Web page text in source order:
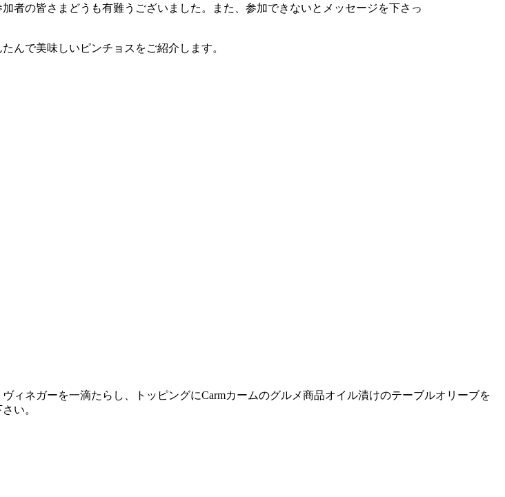
者の皆さまどうも有難うございました。また、参加できないとメッセージを下さっ
んで美味しいピンチョスをご紹介します。
ネガーを一滴たらし、トッピングにCarmカームのグルメ商品オイル漬けのテーブルオリーブを
い。